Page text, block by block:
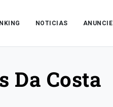
NOTICIAS ANUNCIE
Da Costa